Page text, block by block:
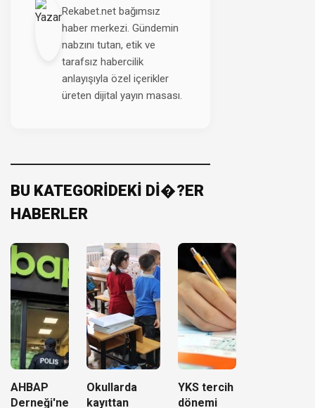
Rekabet.net bağımsız
haber merkezi. Gündemin
nabzını tutan, etik ve
tarafsız habercilik
anlayışıyla özel içerikler
üreten dijital yayın masası.
BU KATEGORİDEKİ Dİ�?ER
HABERLER
AHBAP
Derneği'ne
Okullarda
kayıttan
YKS tercih
dönemi